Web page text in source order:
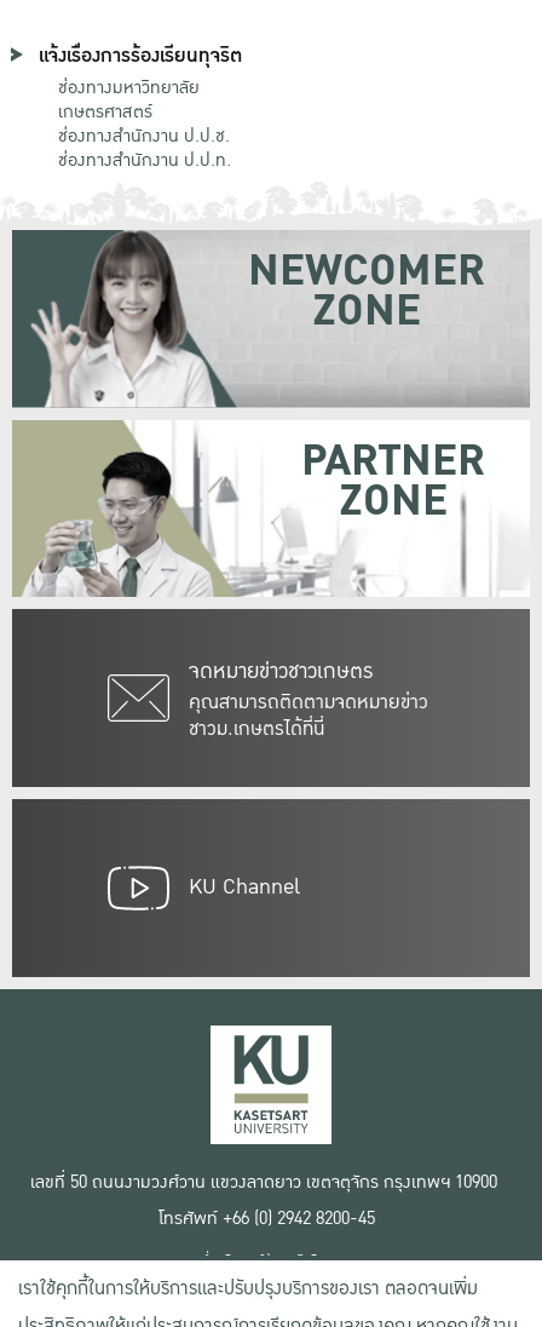
แจ้งเรื่องการร้องเรียนทุจริต
ช่องทางมหาวิทยาลัย
เกษตรศาสตร์
ช่องทางสำนักงาน ป.ป.ช.
ช่องทางสำนักงาน ป.ป.ท.
จดหมายข่าวชาวเกษตร
คุณสามารถติดตามจดหมายข่าว
ชาวม.เกษตรได้ที่นี่
NEWCOMER
ZONE
PARTNER
ZONE
KU Channel
เลขที่ 50 ถนนงามวงศ์วาน แขวงลาดยาว เขตจตุจักร กรุงเทพฯ 10900
โทรศัพท์ +66 (0) 2942 8200-45
เงื่อนไขการใช้งานเว็บไซต์
ข้อตกลงด้านสิทธิ์ใช้งาน
นโยบายความเป็นส่วนตัว
เราใช้คุกกี้ในการให้บริการและปรับปรุงบริการของเรา ตลอดจนเพิ่ม